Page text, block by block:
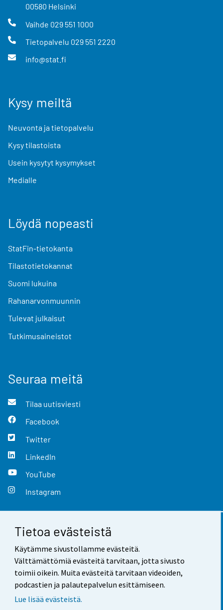
Tietoa evästeistä
Käytämme sivustollamme evästeitä.
Välttämättömiä evästeitä tarvitaan, jotta sivusto
toimii oikein. Muita evästeitä tarvitaan videoiden,
podcastien ja palautepalvelun esittämiseen.
Lue lisää evästeistä.
00580 Helsinki
Vaihde 029 551 1000
Tietopalvelu 029 551 2220
info@stat.fi
Kysy meiltä
Neuvonta ja tietopalvelu
Kysy tilastoista
Usein kysytyt kysymykset
Medialle
Löydä nopeasti
StatFin-tietokanta
Tilastotietokannat
Suomi lukuina
Rahanarvonmuunnin
Tulevat julkaisut
Tutkimusaineistot
Seuraa meitä
Tilaa uutisviesti
Facebook
Twitter
LinkedIn
YouTube
Instagram
Yhteystiedot
Palaute
Käyttöehdot